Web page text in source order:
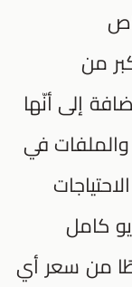
من
إلى أنّها
في
كامل
من سعر أي